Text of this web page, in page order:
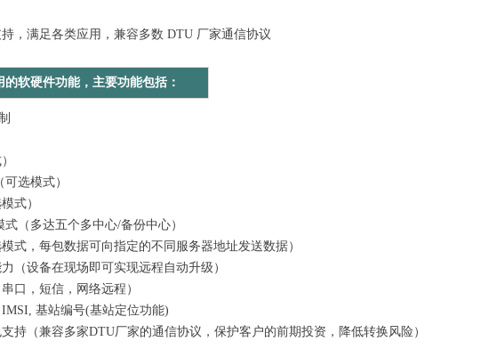
，满足各类应用，兼容多数 DTU 厂家通信协议
软硬件功能，主要功能包括：
选模式）
式）
（多达五个多中心/备份中心）
式，每包数据可向指定的不同服务器地址发送数据）
（设备在现场即可实现远程自动升级）
口，短信，网络远程）
基站编号(基站定位功能)
持（兼容多家DTU厂家的通信协议，保护客户的前期投资，降低转换风险）